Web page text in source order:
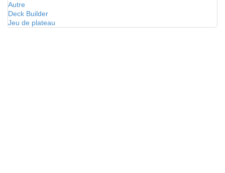
Autre
Deck Builder
Jeu de plateau